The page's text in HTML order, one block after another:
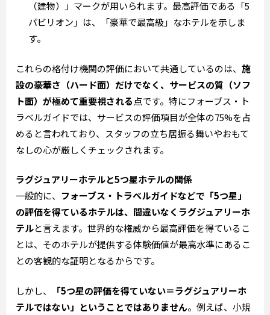
（建物）」マークが用いられます。最高評価である「5
パビリオン」は、「豪華で最高級」なホテルを示しま
す。
これらの格付け機関の評価において共通しているのは、 施
設の豪華さ（ハード面）だけでなく、サービスの質（ソフ
ト面）が極めて重要視される点です。特にフォーブス・ト
ラベルガイドでは、サービスの評価項目が全体の75%を占
めると言われており、スタッフの立ち居振る舞いやおもて
なしの心が厳しくチェックされます。
ラグジュアリーホテルと5つ星ホテルの関係
一般的に、 フォーブス・トラベルガイドなどで「5つ星」
の評価を得ているホテルは、間違いなくラグジュアリーホ
テルと言えます。世界的な権威から最高評価を得ているこ
とは、そのホテルが提供する体験価値が最高水準にあるこ
との客観的な証明となるからです。
しかし、
「5つ星の評価を得ていない＝ラグジュアリーホ
テルではない」ということではありません。例えば、小規